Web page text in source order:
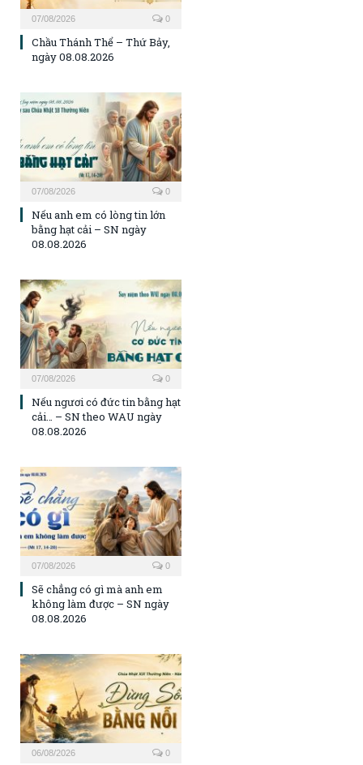
07/08/2026 0
Chầu Thánh Thể – Thứ Bảy,
ngày 08.08.2026
07/08/2026 0
Nếu anh em có lòng tin lớn
bằng hạt cải – SN ngày
08.08.2026
07/08/2026 0
Nếu ngươi có đức tin bằng hạt
cải… – SN theo WAU ngày
08.08.2026
07/08/2026 0
Sẽ chẳng có gì mà anh em
không làm được – SN ngày
08.08.2026
06/08/2026 0